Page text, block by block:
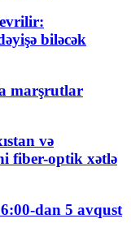
biləcək
marşrutlar
və
fiber-optik xətlə
dan 5 avqust